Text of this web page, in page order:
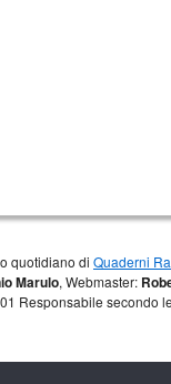
quotidiano di Quaderni
Marulo, Webmaster:
Responsabile secondo